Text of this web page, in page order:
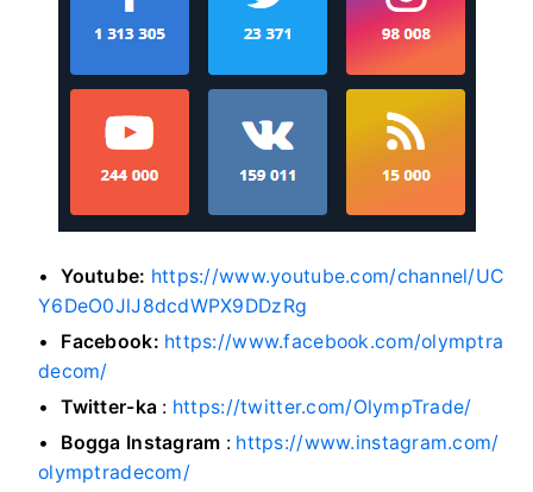
Youtube: https://www.youtube.com/channel/UC
Y6DeO0JlJ8dcdWPX9DDzRg
Facebook: https://www.facebook.com/olymptra
decom/
Twitter-ka : https://twitter.com/OlympTrade/
Bogga Instagram : https://www.instagram.com/
olymptradecom/